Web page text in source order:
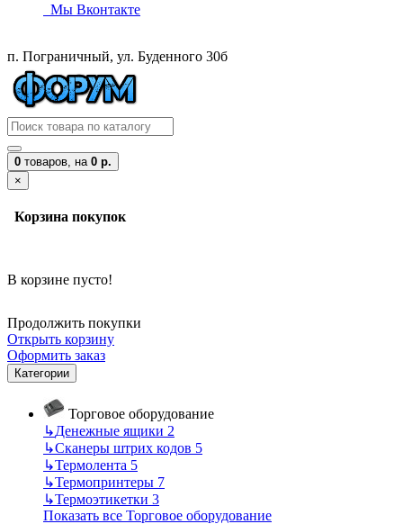
Мы Вконтакте
п. Пограничный, ул. Буденного 30б
0 товаров, на 0 р.
×
Корзина покупок
В корзине пусто!
Продолжить покупки
Открыть корзину
Оформить заказ
Категории
Торговое оборудование
↳Денежные ящики 2
↳Сканеры штрих кодов 5
↳Термолента 5
↳Термопринтеры 7
↳Термоэтикетки 3
Показать все Торговое оборудование